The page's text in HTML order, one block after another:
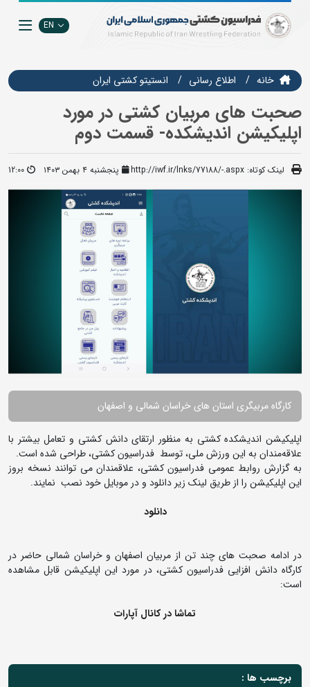
EN
خانه اطلاع رسانی انستيتو كشتي ايران
صحبت های مربیان کشتی در مورد
اپلیکیشن اندیشکده- قسمت دوم
لینک کوتاه: http://iwf.ir/lnks/77188/-.aspx پنجشنبه ۴ بهمن ۱۴۰۳ 12:00
کارگاه مربیگری استان های خراسان شمالی و اصفهان
اپلیکیشن اندیشکده کشتی به منظور ارتقای دانش کشتی و تعامل بیشتر با
علاقه‌مندان به این ورزش ملی، توسط فدراسیون کشتی، طراحی شده است.
به گزارش روابط عمومی فدراسیون کشتی، علاقمندان می توانند نسخه بروز
این اپلیکیشن را از طریق لینک زیر دانلود و در موبایل خود نصب نمایند.
دانلود
در ادامه صحبت های چند تن از مربیان اصفهان و خراسان شمالی حاضر در
کارگاه دانش افزایی فدراسیون کشتی، در مورد این اپلیکیشن قابل مشاهده
است:
تماشا در کانال آپارات
برچسب ها :